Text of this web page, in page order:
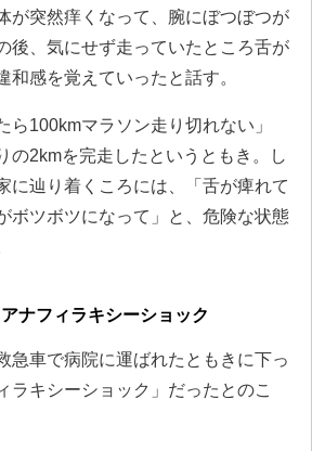
が突然痒くなって、腕にぼつぼつが
後、気にせず走っていたところ舌が
和感を覚えていったと話す。
ら100kmマラソン走り切れない」
の2kmを完走したというともき。し
に辿り着くころには、「舌が痺れて
ボツボツになって」と、危険な状態
ナフィラキシーショック
急車で病院に運ばれたともきに下っ
ラキシーショック」だったとのこ